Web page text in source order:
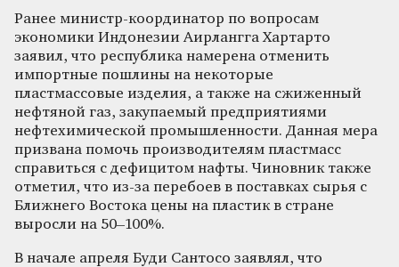
Ранее министр-координатор по вопросам
экономики Индонезии Аирлангга Хартарто
заявил, что республика намерена отменить
импортные пошлины на некоторые
пластмассовые изделия, а также на сжиженный
нефтяной газ, закупаемый предприятиями
нефтехимической промышленности. Данная мера
призвана помочь производителям пластмасс
справиться с дефицитом нафты. Чиновник также
отметил, что из-за перебоев в поставках сырья с
Ближнего Востока цены на пластик в стране
выросли на 50–100%.
В начале апреля Буди Сантосо заявлял, что